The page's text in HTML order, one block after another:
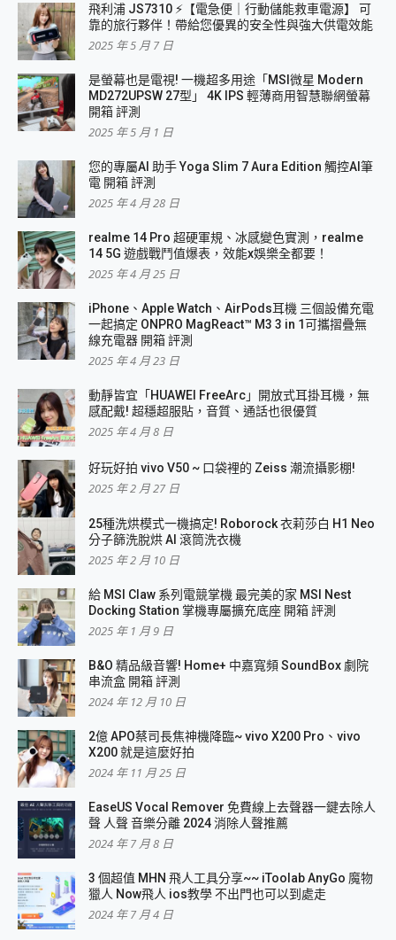
飛利浦 JS7310 ⚡【電急便｜行動儲能救車電源】 可
靠的旅行夥伴！帶給您優異的安全性與強大供電效能
2025 年 5 月 7 日
是螢幕也是電視! 一機超多用途「MSI微星 Modern
MD272UPSW 27型」 4K IPS 輕薄商用智慧聯網螢幕
開箱 評測
2025 年 5 月 1 日
您的專屬AI 助手 Yoga Slim 7 Aura Edition 觸控AI筆
電 開箱 評測
2025 年 4 月 28 日
realme 14 Pro 超硬軍規、冰感變色實測，realme
14 5G 遊戲戰鬥值爆表，效能x娛樂全都要！
2025 年 4 月 25 日
iPhone、Apple Watch、AirPods耳機 三個設備充電
一起搞定 ONPRO MagReact™ M3 3 in 1可攜摺疊無
線充電器 開箱 評測
2025 年 4 月 23 日
動靜皆宜「HUAWEI FreeArc」開放式耳掛耳機，無
感配戴! 超穩超服貼，音質、通話也很優質
2025 年 4 月 8 日
好玩好拍 vivo V50 ~ 口袋裡的 Zeiss 潮流攝影棚!
2025 年 2 月 27 日
25種洗烘模式一機搞定! Roborock 衣莉莎白 H1 Neo
分子篩洗脫烘 AI 滾筒洗衣機
2025 年 2 月 10 日
給 MSI Claw 系列電競掌機 最完美的家 MSI Nest
Docking Station 掌機專屬擴充底座 開箱 評測
2025 年 1 月 9 日
B&O 精品級音響! Home+ 中嘉寬頻 SoundBox 劇院
串流盒 開箱 評測
2024 年 12 月 10 日
2億 APO蔡司長焦神機降臨~ vivo X200 Pro、vivo
X200 就是這麼好拍
2024 年 11 月 25 日
EaseUS Vocal Remover 免費線上去聲器一鍵去除人
聲 人聲 音樂分離 2024 消除人聲推薦
2024 年 7 月 8 日
3 個超值 MHN 飛人工具分享~~ iToolab AnyGo 魔物
獵人 Now飛人 ios教學 不出門也可以到處走
2024 年 7 月 4 日